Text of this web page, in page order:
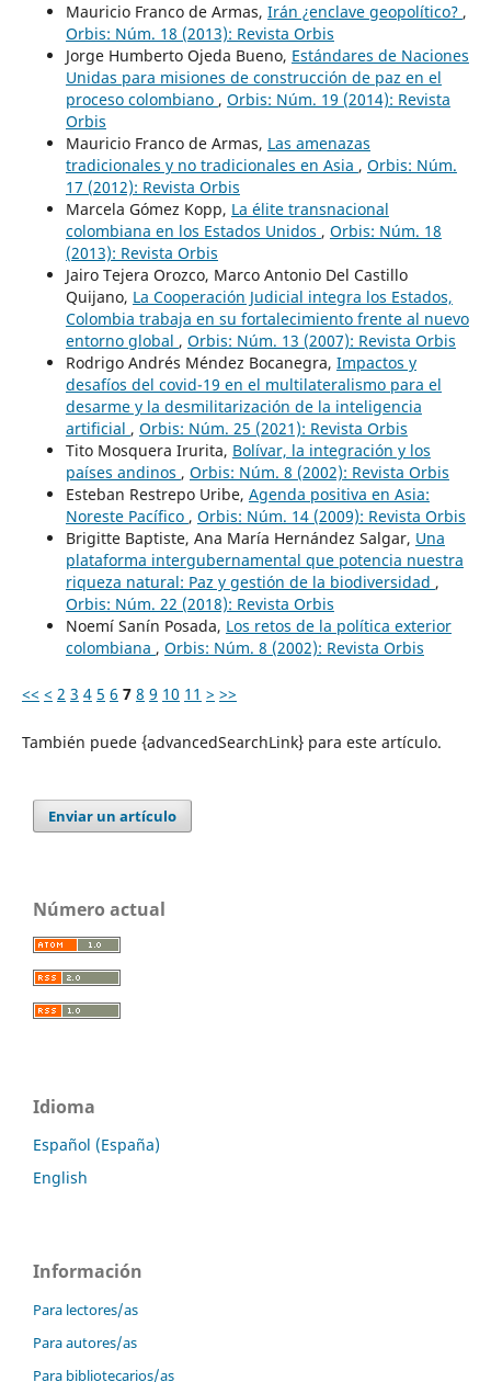
Mauricio Franco de Armas, Irán ¿enclave geopolítico? ,
Orbis: Núm. 18 (2013): Revista Orbis
Jorge Humberto Ojeda Bueno, Estándares de Naciones
Unidas para misiones de construcción de paz en el
proceso colombiano , Orbis: Núm. 19 (2014): Revista
Orbis
Mauricio Franco de Armas, Las amenazas
tradicionales y no tradicionales en Asia , Orbis: Núm.
17 (2012): Revista Orbis
Marcela Gómez Kopp, La élite transnacional
colombiana en los Estados Unidos , Orbis: Núm. 18
(2013): Revista Orbis
Jairo Tejera Orozco, Marco Antonio Del Castillo
Quijano, La Cooperación Judicial integra los Estados,
Colombia trabaja en su fortalecimiento frente al nuevo
entorno global , Orbis: Núm. 13 (2007): Revista Orbis
Rodrigo Andrés Méndez Bocanegra, Impactos y
desafíos del covid-19 en el multilateralismo para el
desarme y la desmilitarización de la inteligencia
artificial , Orbis: Núm. 25 (2021): Revista Orbis
Tito Mosquera Irurita, Bolívar, la integración y los
países andinos , Orbis: Núm. 8 (2002): Revista Orbis
Esteban Restrepo Uribe, Agenda positiva en Asia:
Noreste Pacífico , Orbis: Núm. 14 (2009): Revista Orbis
Brigitte Baptiste, Ana María Hernández Salgar, Una
plataforma intergubernamental que potencia nuestra
riqueza natural: Paz y gestión de la biodiversidad ,
Orbis: Núm. 22 (2018): Revista Orbis
Noemí Sanín Posada, Los retos de la política exterior
colombiana , Orbis: Núm. 8 (2002): Revista Orbis
<< < 2 3 4 5 6 7 8 9 10 11 > >>
También puede {advancedSearchLink} para este artículo.
Enviar un artículo
Número actual
Idioma
Español (España)
English
Información
Para lectores/as
Para autores/as
Para bibliotecarios/as